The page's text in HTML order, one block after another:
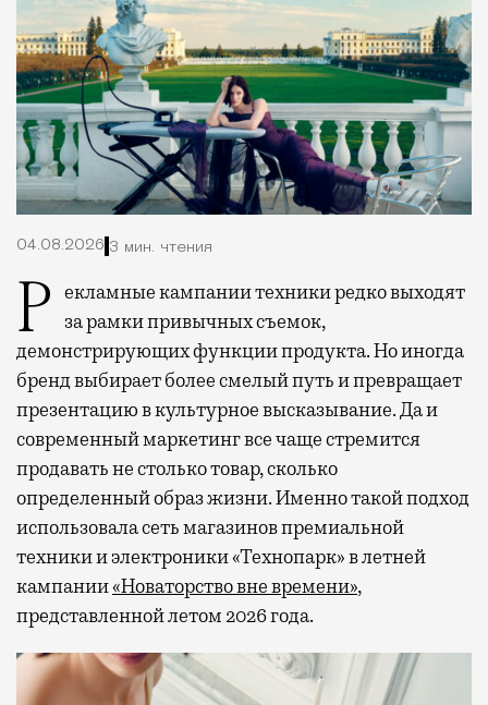
04.08.2026 3 мин. чтения
Рекламные кампании техники редко выходят
за рамки привычных съемок,
демонстрирующих функции продукта. Но иногда
бренд выбирает более смелый путь и превращает
презентацию в культурное высказывание. Да и
современный маркетинг все чаще стремится
продавать не столько товар, сколько
определенный образ жизни. Именно такой подход
использовала сеть магазинов премиальной
техники и электроники «Технопарк» в летней
кампании«Новаторство вне времени»,
представленной летом 2026 года.